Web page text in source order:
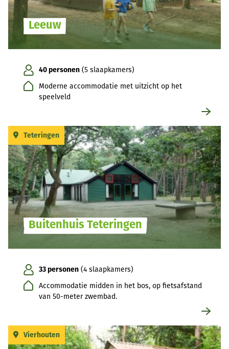
Leeuw
40 personen (5 slaapkamers)
Moderne accommodatie met uitzicht op het
speelveld
Teteringen
Buitenhuis Teteringen
33 personen (4 slaapkamers)
Accommodatie midden in het bos, op fietsafstand
van 50-meter zwembad.
Vierhouten